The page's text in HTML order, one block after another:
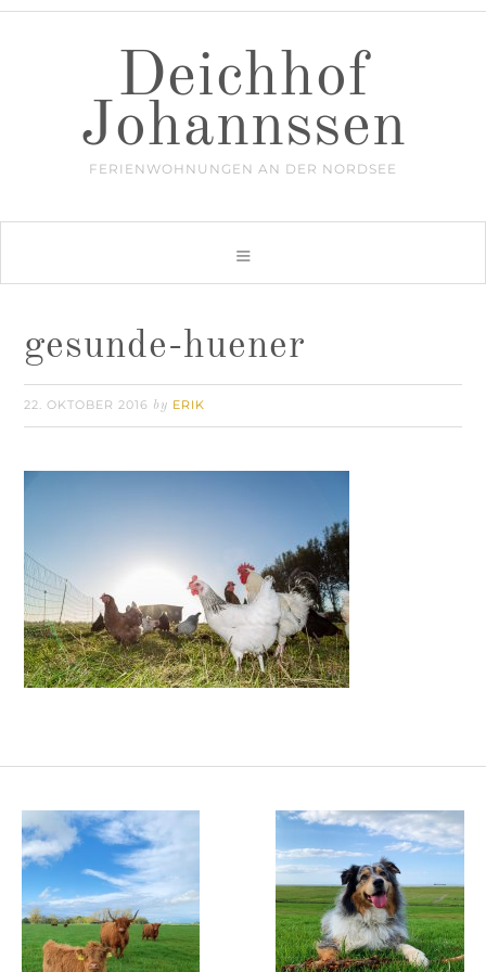
Deichhof
Johannssen
FERIENWOHNUNGEN AN DER NORDSEE
gesunde-huener
22. OKTOBER 2016 by ERIK